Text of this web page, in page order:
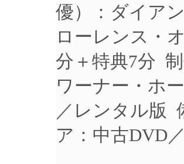
優）：ダイア
ローレンス・
分＋特典7分
ワーナー・ホ
／レンタル版
ア：中古DVD